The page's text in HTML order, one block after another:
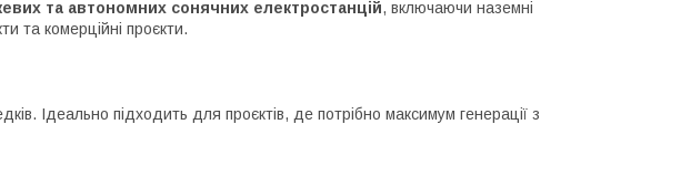
та автономних сонячних електростанцій, включаючи наземні
та комерційні проєкти.
Ідеально підходить для проєктів, де потрібно максимум генерації з